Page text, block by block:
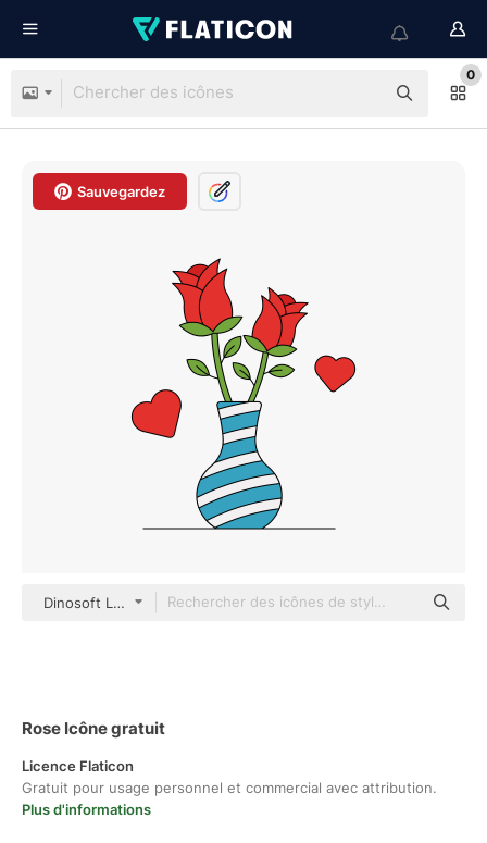
0
Sauvegardez
Dinosoft Lineal Color
Rose Icône gratuit
Licence Flaticon
Gratuit pour usage personnel et commercial avec attribution.
Plus d'informations